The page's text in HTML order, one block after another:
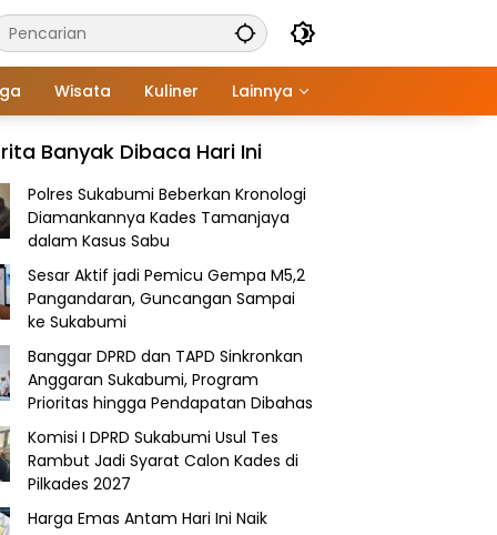
Wisata Kuliner Lainnya
Banyak Dibaca Hari Ini
Polres Sukabumi Beberkan Kronologi
Diamankannya Kades Tamanjaya
dalam Kasus Sabu
Sesar Aktif jadi Pemicu Gempa M5,2
Pangandaran, Guncangan Sampai
ke Sukabumi
Banggar DPRD dan TAPD Sinkronkan
Anggaran Sukabumi, Program
Prioritas hingga Pendapatan Dibahas
Komisi I DPRD Sukabumi Usul Tes
Rambut Jadi Syarat Calon Kades di
Pilkades 2027
Harga Emas Antam Hari Ini Naik